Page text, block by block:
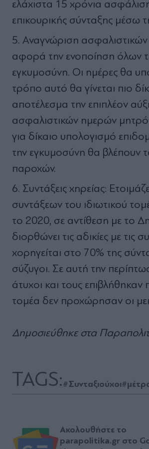
ελάχιστα 15 χρόνια
επικουρικής σύνταξης μέσω
Αναγνώριση ασφαλιστικών
αφορά την ενοποίηση όλων
εγκυμοσύνη. Οι ημέρες θα
τρόπο αυτό θα γίνεται πιο
αποτέλεσμα την επιπλέον
ασφαλιστικών ημερών
για δίκαιο υπολογισμό
την εγκυμοσύνη θα βλέπουν
παροχών.
Συντάξεις χηρείας:
συντάξεων του ιδιωτικού
το 2020, σε αντίθεση με το
διορθώνει τις αδικίες με
χορηγείται στο 70% της
σύζυγοι. Σε αυτή την
άτυχοι και τους
τομέα δεν προχώρησαν οι
Δημοσιεύθηκε στα
TAGS:#Συνταξιούχοι
Ακολουθήστε το
parapolitika.gr στο